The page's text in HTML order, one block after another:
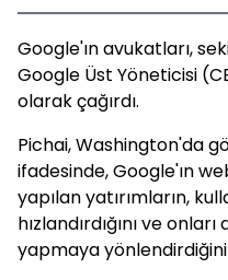
Google'ın avukatları,
Google Üst Yöneticisi
olarak çağırdı.
Pichai, Washington'da
ifadesinde, Google'ın
yapılan yatırımların,
hızlandırdığını ve
yapmaya